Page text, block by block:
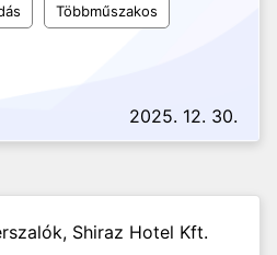
Többműszakos
2025. 12. 30.
Shiraz Hotel Kft.